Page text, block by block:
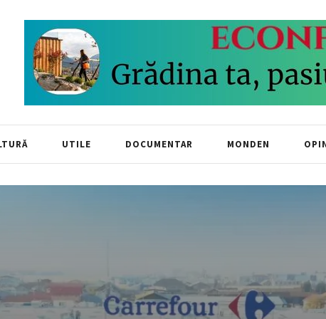
UTILE DOCUMENTAR MONDEN